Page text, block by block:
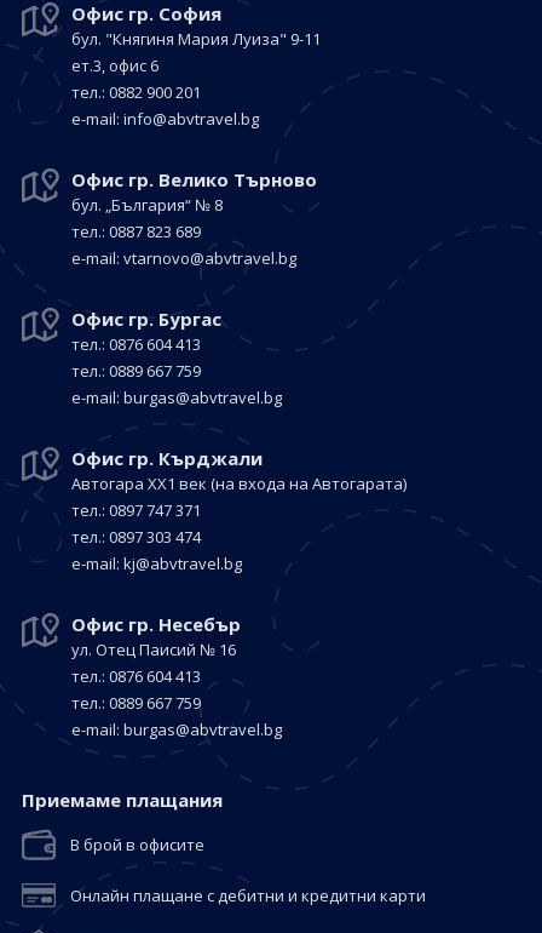
Офис гр. София
бул. "Княгиня Мария Луиза" 9-11
ет.3, офис 6
тел.: 0882 900 201
е-mail: info@abvtravel.bg
Офис гр. Велико Търново
бул. „България“ № 8
тел.: 0887 823 689
е-mail: vtarnovo@abvtravel.bg
Офис гр. Бургас
тел.: 0876 604 413
тел.: 0889 667 759
е-mail: burgas@abvtravel.bg
Офис гр. Кърджали
Автогара ХХ1 век (на входа на Автогарата)
тел.: 0897 747 371
тел.: 0897 303 474
е-mail: kj@abvtravel.bg
Офис гр. Несебър
ул. Отец Паисий № 16
тел.: 0876 604 413
тел.: 0889 667 759
е-mail: burgas@abvtravel.bg
Приемaме плащания
В брой в офисите
Онлайн плащане с дебитни и кредитни карти